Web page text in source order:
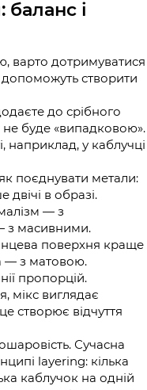
і
варто дотримуватися
створити
до срібного
не буде «випадковою».
наприклад, у каблучці
поєднувати метали:
в образі.
— з
з масивними.
поверхня краще
— з матовою.
пропорцій.
мікс виглядає
створює відчуття
Сучасна
layering: кілька
каблучок на одній